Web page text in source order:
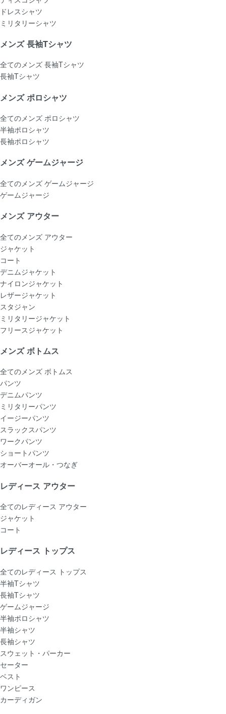
ドレスシャツ
ミリタリーシャツ
メンズ 長袖Tシャツ
全てのメンズ 長袖Tシャツ
長袖Tシャツ
メンズ ポロシャツ
全てのメンズ ポロシャツ
半袖ポロシャツ
長袖ポロシャツ
メンズ ゲームジャージ
全てのメンズ ゲームジャージ
ゲームジャージ
メンズ アウター
全てのメンズ アウター
ジャケット
コート
デニムジャケット
ナイロンジャケット
レザージャケット
スタジャン
ミリタリージャケット
フリースジャケット
メンズ ボトムス
全てのメンズ ボトムス
パンツ
デニムパンツ
ミリタリーパンツ
イージーパンツ
スラックスパンツ
ワークパンツ
ショートパンツ
オーバーオール・つなぎ
レディース アウター
全てのレディース アウター
ジャケット
コート
レディース トップス
全てのレディース トップス
半袖Tシャツ
長袖Tシャツ
ゲームジャージ
半袖ポロシャツ
半袖シャツ
長袖シャツ
スウェット・パーカー
セーター
ベスト
ワンピース
カーディガン